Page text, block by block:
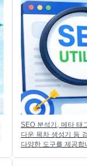
SEO 분석기, 메타 태
다운 목차 생성기 등
다양한 도구를 제공합